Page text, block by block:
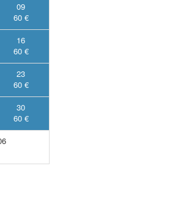
09
60 €
16
60 €
23
60 €
30
60 €